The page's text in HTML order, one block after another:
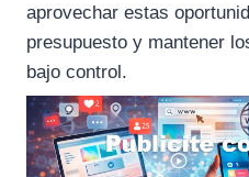
aprovechar estas
presupuesto y mantener
bajo control.